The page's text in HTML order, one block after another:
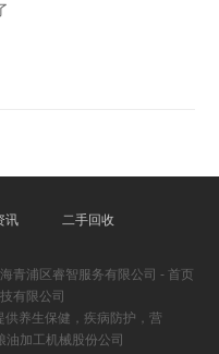
讯 二手回收
海青浦区睿智服务有限公司 - 首页
有限公司
养生保健，疾病防护，营
加工机械股份公司